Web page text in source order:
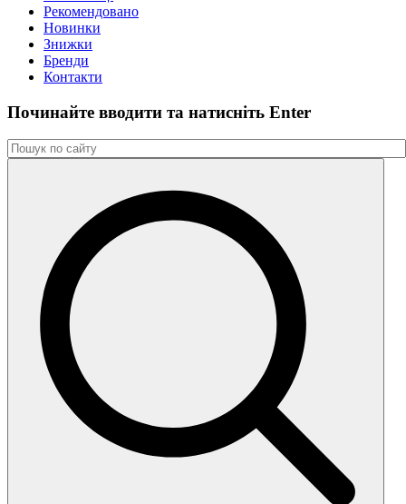
Рекомендовано
Новинки
Знижки
Бренди
Контакти
Починайте вводити та натиснiть Enter